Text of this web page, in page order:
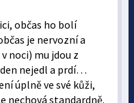
občas ho bolí
je nervozní a
noci) mu jdou z
nejedl a prdí…
úplně ve své kůži,
nechová standardně.